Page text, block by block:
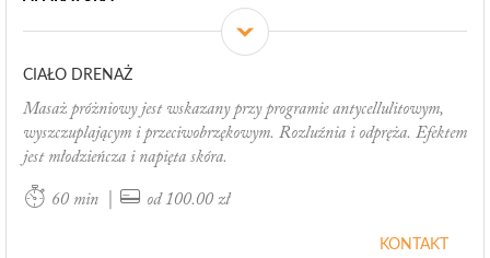
CIAŁO DRENAŻ
Masaż próżniowy jest wskazany przy programie antycellulitowym,
wyszczuplającym i przeciwobrzękowym. Rozluźnia i odpręża. Efektem
jest młodzieńcza i napięta skóra.
60 min od 100.00 zł
KONTAKT